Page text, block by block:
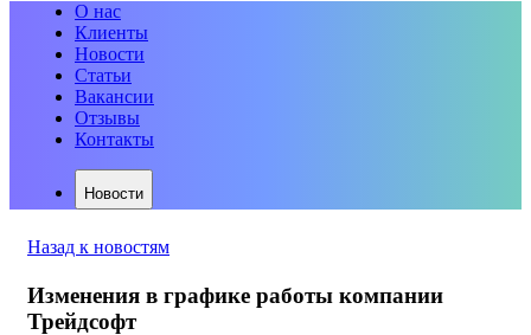
О нас
Клиенты
Новости
Статьи
Вакансии
Отзывы
Контакты
Новости
Назад к новостям
Изменения в графике работы компании
Трейдсофт